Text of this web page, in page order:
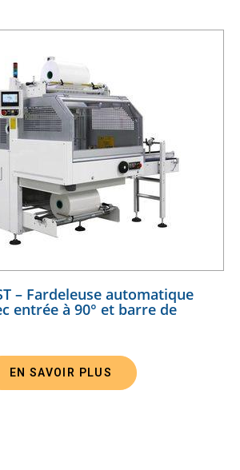
– Fardeleuse automatique
entrée à 90° et barre de
EN SAVOIR PLUS